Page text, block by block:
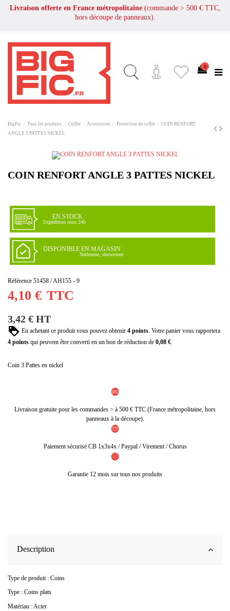
Livraison offerte en France métropolitaine (commande > 500 € TTC,
hors découpe de panneaux).
0
BigFic Tous les produits Coffre Accessoires Protection de coffre
COIN RENFORT
ANGLE 3 PATTES NICKEL
COIN RENFORT ANGLE 3 PATTES NICKEL
EN STOCK :
Expédition sous 24h
DISPONIBLE EN MAGASIN :
Narbonne, showroom
Référence 51458 / AH155 - 9
4,10 € TTC
3,42 € HT
En achetant ce produit vous pouvez obtenir 4 points . Votre panier vous rapportera
4 points qui peuvent être converti en un bon de réduction de 0,08 €
Coin 3 Pattes en nickel
Livraison gratuite pour les commandes > à 500 € TTC (France métropolitaine, hors
panneaux à la découpe).
Paiement sécurisé CB 1x3x4x / Paypal / Virement / Chorus
Garantie 12 mois sur tous nos produits
Description
Type de produit : Coins
Type : Coins plats
Matériau : Acier